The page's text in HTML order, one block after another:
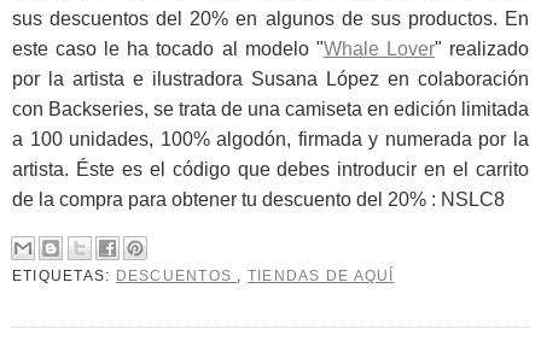
sus descuentos del 20% en algunos de sus productos. En
este caso le ha tocado al modelo "Whale Lover" realizado
por la artista e ilustradora Susana López en colaboración
con Backseries, se trata de una camiseta en edición limitada
a 100 unidades, 100% algodón, firmada y numerada por la
artista. Éste es el código que debes introducir en el carrito
de la compra para obtener tu descuento del 20% : NSLC8
ETIQUETAS: DESCUENTOS , TIENDAS DE AQUÍ